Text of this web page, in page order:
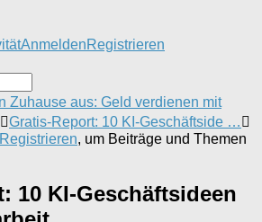
AnmeldenRegistrieren
Zuhause aus: Geld verdienen mit
Gratis-Report: 10 KI-Geschäftside …
Registrieren, um Beiträge und Themen
10 KI-Geschäftsideen